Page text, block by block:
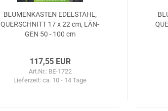
BLU­MEN­KAS­TEN EDEL­STAHL,
QUER­SCHNITT 17 x 22 cm, LÄN­
GEN 50 - 100 cm
117,55 EUR
Art.Nr.: BE-1722
Lieferzeit:ca. 10 - 14 Tage